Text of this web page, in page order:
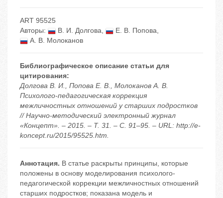
ART 95525
Авторы:
В. И. Долгова, Е. В. Попова,
А. В. Молоканов
Библиографическое описание статьи для
цитирования:
Долгова В. И., Попова Е. В., Молоканов А. В.
Психолого-педагогическая коррекция
межличностных отношений у старших подростков
// Научно-методический электронный журнал
«Концепт». – 2015. – Т. 31. – С. 91–95. – URL: http://e-
koncept.ru/2015/95525.htm.
Аннотация. В статье раскрыты принципы, которые
положены в основу моделирования психолого-
педагогической коррекции межличностных отношений
старших подростков; показана модель и